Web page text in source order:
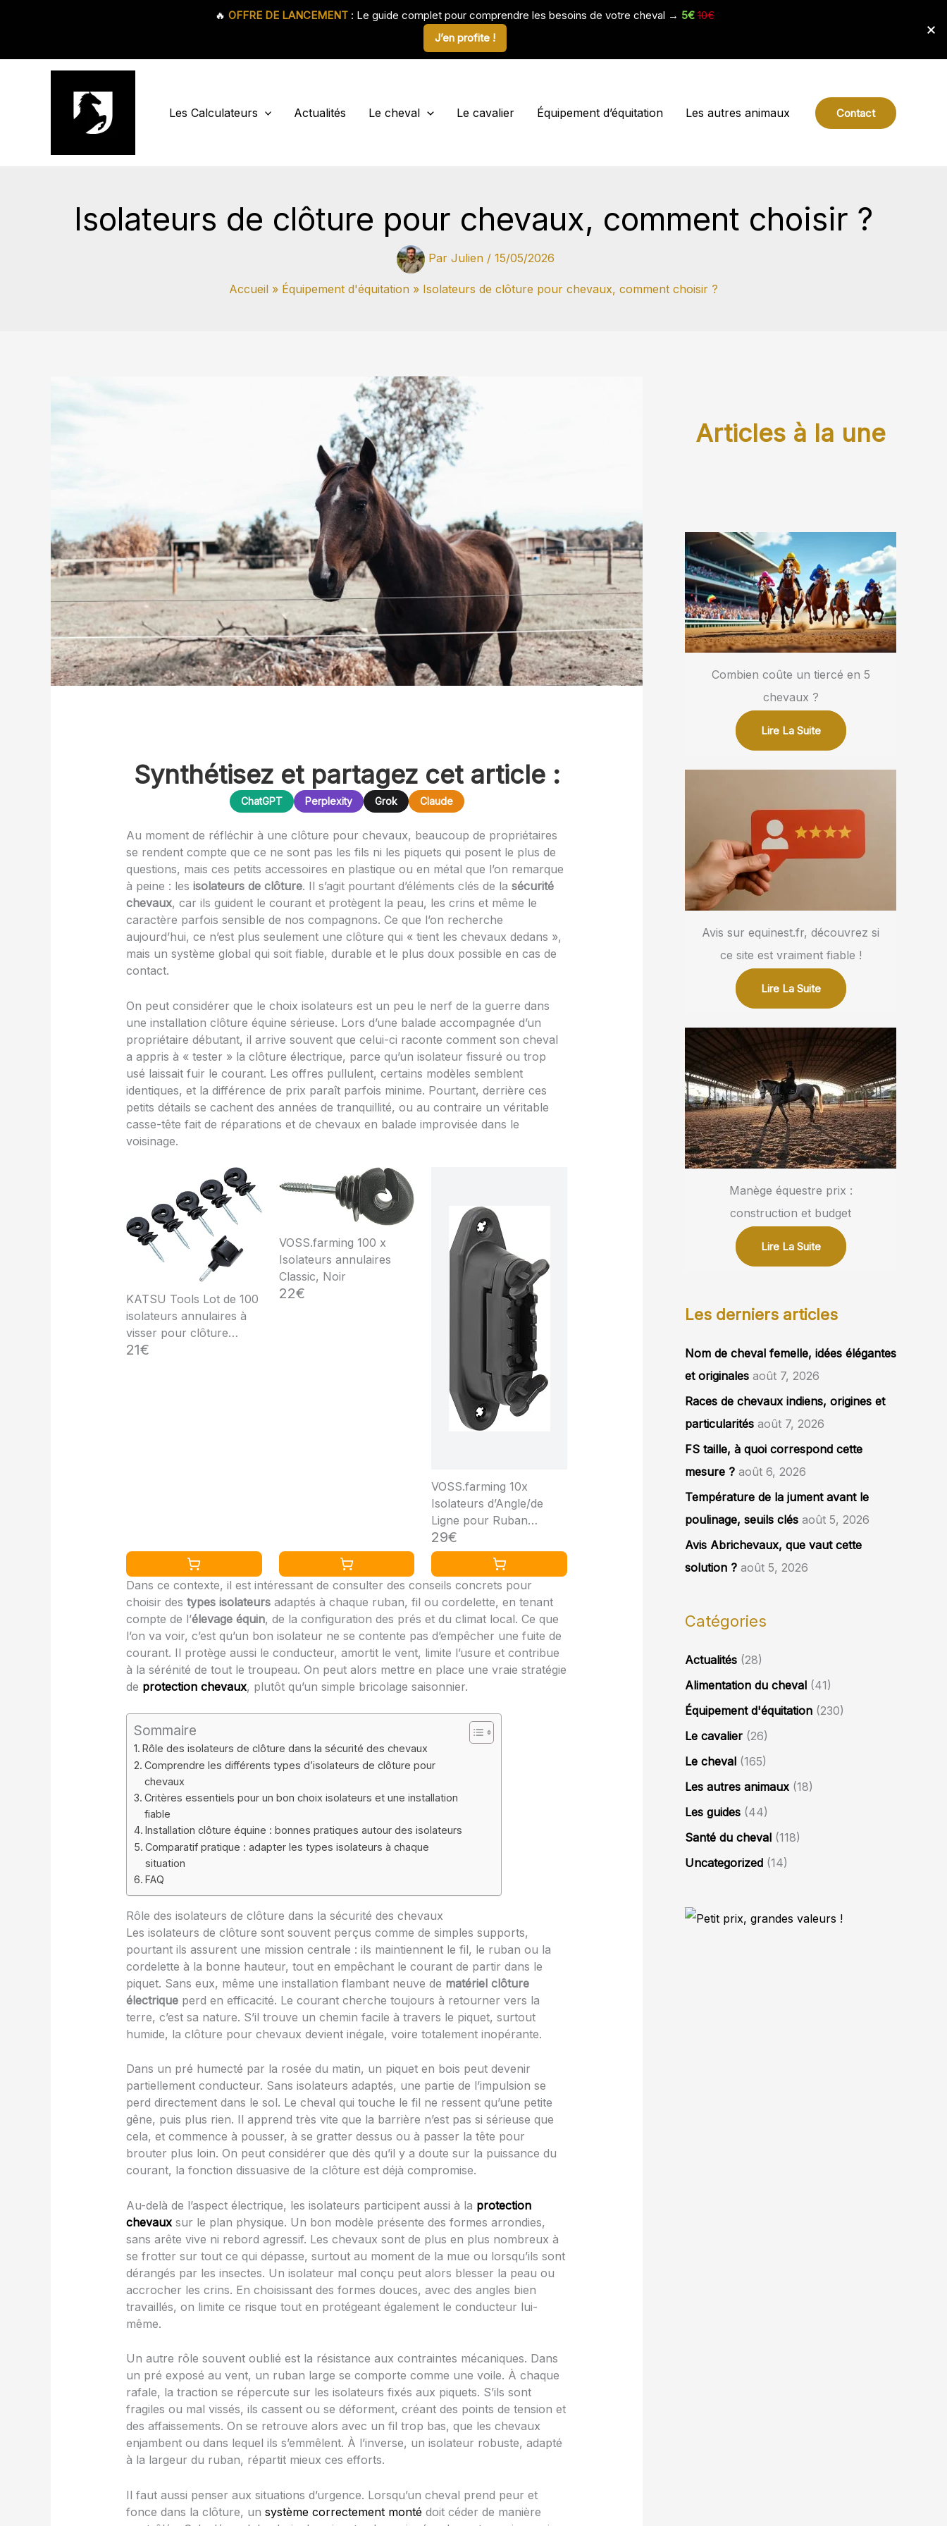
Les Calculateurs
Actualités Le cheval Le cavalier Équipement d’équitation Les autres animaux Contact
Isolateurs de clôture pour chevaux, comment choisir ?
Par Julien / 15/05/2026
Accueil Équipement d'équitation Isolateurs de clôture pour chevaux, comment choisir ?
Synthétisez et partagez cet article :
ChatGPT Perplexity Grok Claude
Au moment de réfléchir à une clôture pour chevaux, beaucoup de propriétaires
se rendent compte que ce ne sont pas les fils ni les piquets qui posent le plus de
questions, mais ces petits accessoires en plastique ou en métal que l’on remarque
à peine : les isolateurs de clôture. Il s’agit pourtant d’éléments clés de la sécurité
chevaux, car ils guident le courant et protègent la peau, les crins et même le
caractère parfois sensible de nos compagnons. Ce que l’on recherche
aujourd’hui, ce n’est plus seulement une clôture qui « tient les chevaux dedans »,
mais un système global qui soit fiable, durable et le plus doux possible en cas de
contact.
On peut considérer que le choix isolateurs est un peu le nerf de la guerre dans
une installation clôture équine sérieuse. Lors d’une balade accompagnée d’un
propriétaire débutant, il arrive souvent que celui-ci raconte comment son cheval
a appris à « tester » la clôture électrique, parce qu’un isolateur fissuré ou trop
usé laissait fuir le courant. Les offres pullulent, certains modèles semblent
identiques, et la différence de prix paraît parfois minime. Pourtant, derrière ces
petits détails se cachent des années de tranquillité, ou au contraire un véritable
casse-tête fait de réparations et de chevaux en balade improvisée dans le
voisinage.
KATSU Tools Lot de 100
isolateurs annulaires à
visser pour clôture
électrique + mandrin de
21€
VOSS.farming 100 x
Isolateurs annulaires
Classic, Noir
22€
VOSS.farming 10x
Isolateurs d’Angle/de
Ligne pour Ruban
Jusqu’à 40 mm
29€
Dans ce contexte, il est intéressant de consulter des conseils concrets pour
choisir des types isolateursadaptés à chaque ruban, fil ou cordelette, en tenant
compte de l’élevage équin, de la configuration des prés et du climat local. Ce que
l’on va voir, c’est qu’un bon isolateur ne se contente pas d’empêcher une fuite de
courant. Il protège aussi le conducteur, amortit le vent, limite l’usure et contribue
à la sérénité de tout le troupeau. On peut alors mettre en place une vraie stratégie
de protection chevaux, plutôt qu’un simple bricolage saisonnier.
Sommaire
Rôle des isolateurs de clôture dans la sécurité des chevaux
Comprendre les différents types d’isolateurs de clôture pour
chevaux
Critères essentiels pour un bon choix isolateurs et une installation
fiable
Installation clôture équine : bonnes pratiques autour des isolateurs
Comparatif pratique : adapter les types isolateurs à chaque
situation
FAQ
Rôle des isolateurs de clôture dans la sécurité des chevaux
Les isolateurs de clôture sont souvent perçus comme de simples supports,
pourtant ils assurent une mission centrale : ils maintiennent le fil, le ruban ou la
cordelette à la bonne hauteur, tout en empêchant le courant de partir dans le
piquet. Sans eux, même une installation flambant neuve de matériel clôture
électriqueperd en efficacité. Le courant cherche toujours à retourner vers la
terre, c’est sa nature. S’il trouve un chemin facile à travers le piquet, surtout
humide, la clôture pour chevaux devient inégale, voire totalement inopérante.
Dans un pré humecté par la rosée du matin, un piquet en bois peut devenir
partiellement conducteur. Sans isolateurs adaptés, une partie de l’impulsion se
perd directement dans le sol. Le cheval qui touche le fil ne ressent qu’une petite
gêne, puis plus rien. Il apprend très vite que la barrière n’est pas si sérieuse que
cela, et commence à pousser, à se gratter dessus ou à passer la tête pour
brouter plus loin. On peut considérer que dès qu’il y a doute sur la puissance du
courant, la fonction dissuasive de la clôture est déjà compromise.
Au-delà de l’aspect électrique, les isolateurs participent aussi à la protection
chevauxsur le plan physique. Un bon modèle présente des formes arrondies,
sans arête vive ni rebord agressif. Les chevaux sont de plus en plus nombreux à
se frotter sur tout ce qui dépasse, surtout au moment de la mue ou lorsqu’ils sont
dérangés par les insectes. Un isolateur mal conçu peut alors blesser la peau ou
accrocher les crins. En choisissant des formes douces, avec des angles bien
travaillés, on limite ce risque tout en protégeant également le conducteur lui-
même.
Un autre rôle souvent oublié est la résistance aux contraintes mécaniques. Dans
un pré exposé au vent, un ruban large se comporte comme une voile. À chaque
rafale, la traction se répercute sur les isolateurs fixés aux piquets. S’ils sont
fragiles ou mal vissés, ils cassent ou se déforment, créant des points de tension et
des affaissements. On se retrouve alors avec un fil trop bas, que les chevaux
enjambent ou dans lequel ils s’emmêlent. À l’inverse, un isolateur robuste, adapté
à la largeur du ruban, répartit mieux ces efforts.
Il faut aussi penser aux situations d’urgence. Lorsqu’un cheval prend peur et
fonce dans la clôture, un système correctement montédoit céder de manière
Articles à la une
Combien coûte un tiercé en 5
chevaux ?
Lire La Suite
Avis sur equinest.fr, découvrez si
ce site est vraiment fiable !
Lire La Suite
Manège équestre prix :
construction et budget
Lire La Suite
Les derniers articles
Nom de cheval femelle, idées élégantes
et originales août 7, 2026
Races de chevaux indiens, origines et
particularités août 7, 2026
FS taille, à quoi correspond cette
mesure ? août 6, 2026
Température de la jument avant le
poulinage, seuils clés août 5, 2026
Avis Abrichevaux, que vaut cette
solution ? août 5, 2026
Catégories
Actualités (28)
Alimentation du cheval (41)
Équipement d'équitation (230)
Le cavalier (26)
Le cheval (165)
Les autres animaux(18)
Les guides (44)
Santé du cheval (118)
Uncategorized (14)
🔥 OFFRE DE LANCEMENT : Le guide complet pour comprendre les besoins de votre cheval → 5€ 10€
J’en profite !